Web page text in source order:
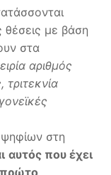
θέσεις με βάση
στα
αριθμός
στη
αυτός που έχει
πρώτο